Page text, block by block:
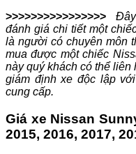
>>>>>>>>>>>>>>>>
đánh giá chi tiết một
là người có chuyên môn
mua được một chiếc
này quý khách có thể
giám định xe độc lập
cung cấp.
Giá xe Nissan
2015, 2016, 2017,